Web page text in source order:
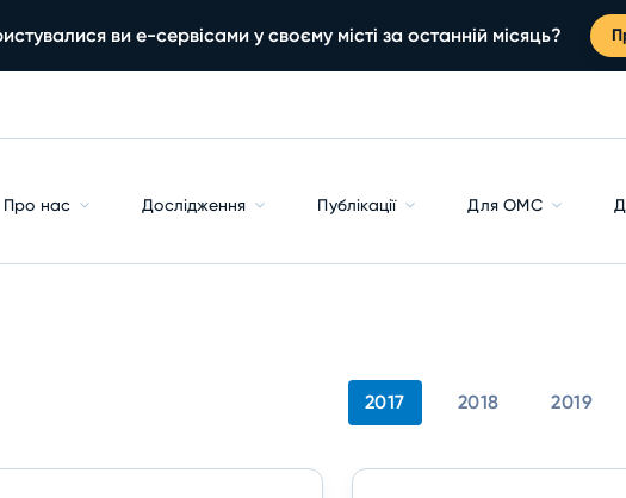
ви е-сервісами у своєму місті за останній місяць?
Про нас Дослідження Публікації Для ОМС
2017 2018 2019